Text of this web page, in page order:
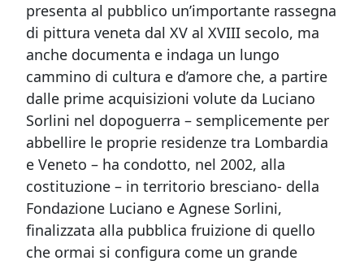
presenta al pubblico un’importante rassegna
di pittura veneta dal XV al XVIII secolo, ma
anche documenta e indaga un lungo
cammino di cultura e d’amore che, a partire
dalle prime acquisizioni volute da Luciano
Sorlini nel dopoguerra – semplicemente per
abbellire le proprie residenze tra Lombardia
e Veneto – ha condotto, nel 2002, alla
costituzione – in territorio bresciano- della
Fondazione Luciano e Agnese Sorlini,
finalizzata alla pubblica fruizione di quello
che ormai si configura come un grande